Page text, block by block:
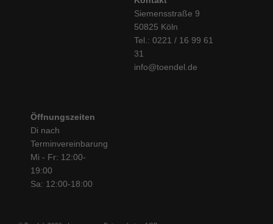
Siemensstraße 9
50825 Köln
Tel.: 0221 / 16 99 61
31
info@toendel.de
Öffnungszeiten
Di nach
Terminvereinbarung
Mi - Fr: 12:00-
19:00
Sa: 12:00-18:00